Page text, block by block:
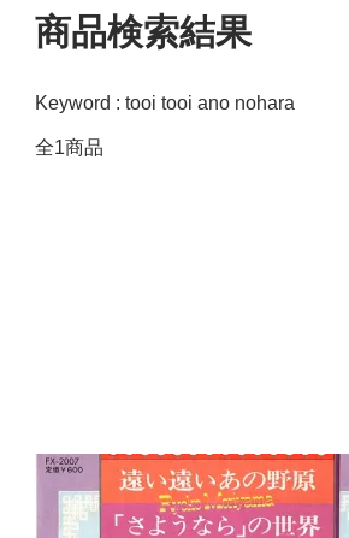
商品検索結果
Keyword : tooi tooi ano nohara
全1商品